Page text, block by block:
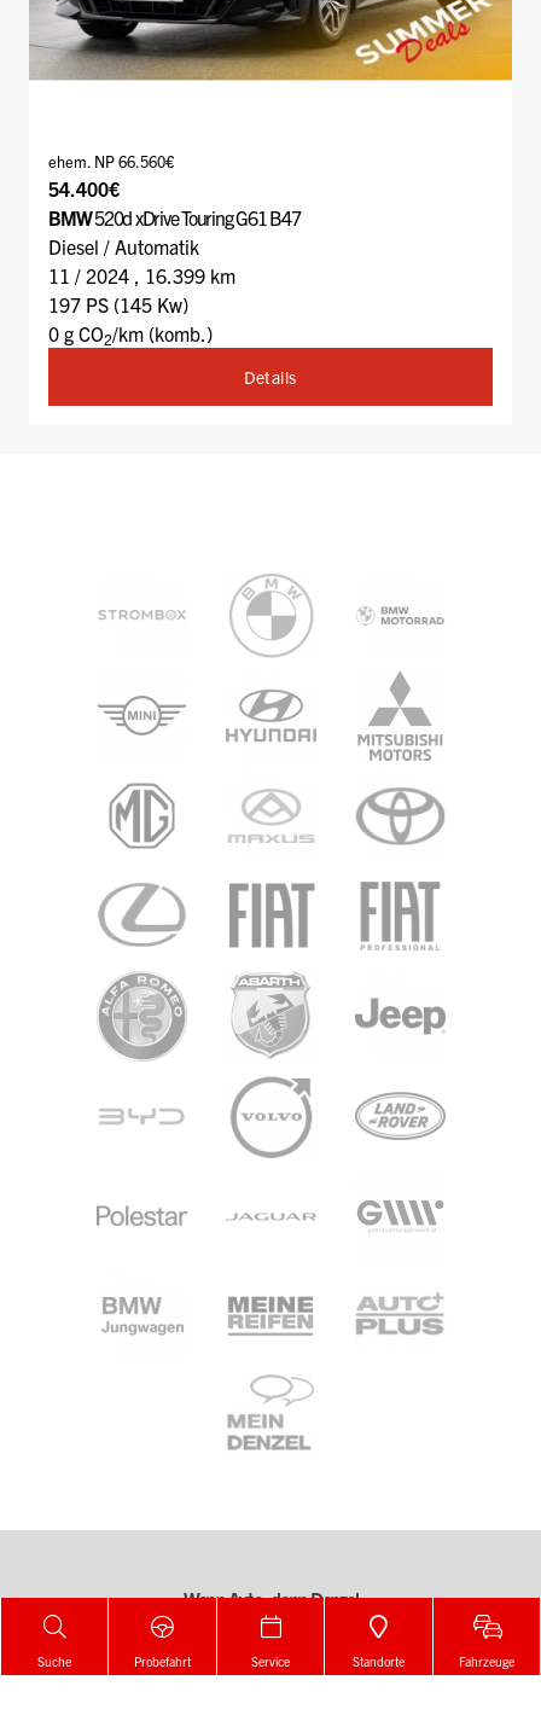
ehem. NP 66.560€
54.400€
BMW520d xDrive Touring G61 B47
Diesel / Automatik
11 / 2024 , 16.399 km
197 PS (145 Kw)
0 g CO2/km (komb.)
Details
Wenn Auto, dann Denzel
Suche Probefahrt Service Standorte Fahrzeuge